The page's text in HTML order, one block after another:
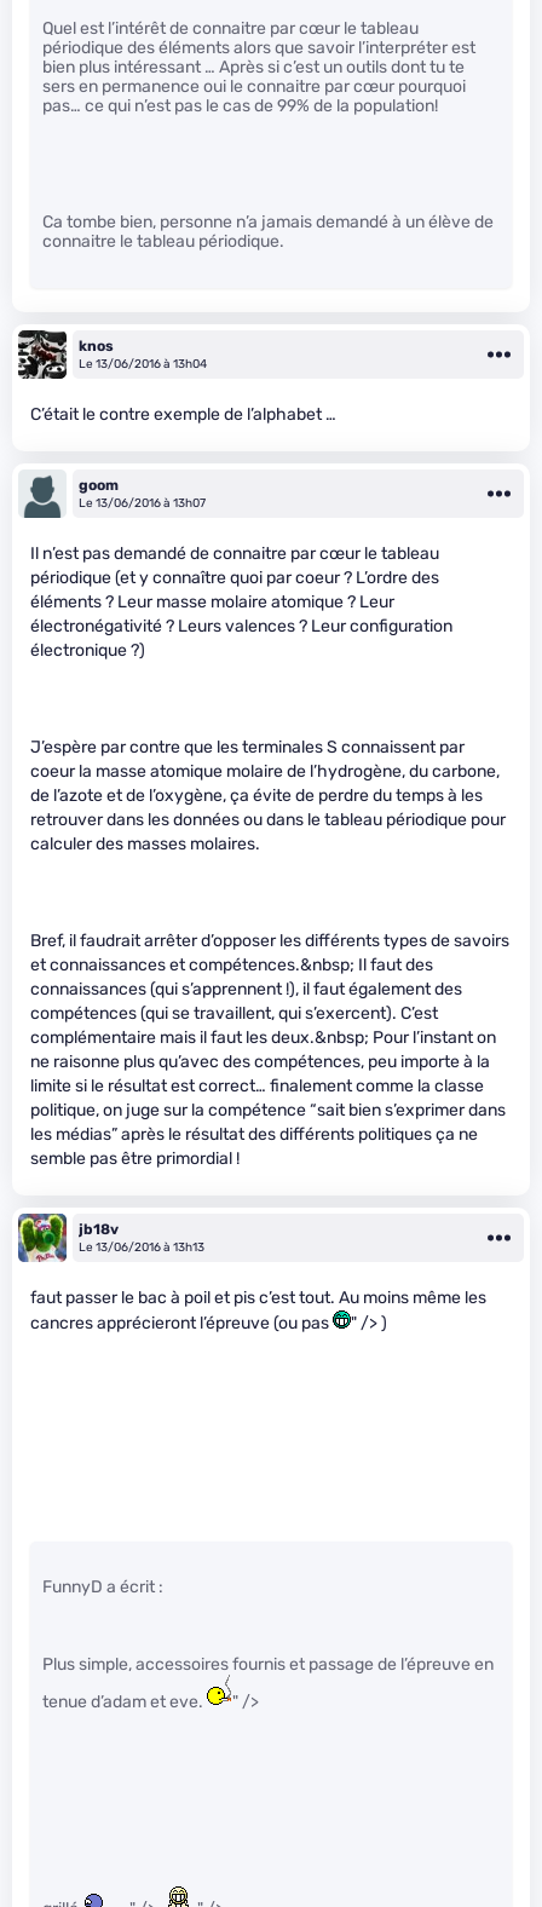
Quel est l’intérêt de connaitre par cœur le tableau
périodique des éléments alors que savoir l’interpréter est
bien plus intéressant … Après si c’est un outils dont tu te
sers en permanence oui le connaitre par cœur pourquoi
pas… ce qui n’est pas le cas de 99% de la population!
Ca tombe bien, personne n’a jamais demandé à un élève de
connaitre le tableau périodique.
knos
Le 13/06/2016 à 13h04
C’était le contre exemple de l’alphabet …
goom
Le 13/06/2016 à 13h07
Il n’est pas demandé de connaitre par cœur le tableau
périodique (et y connaître quoi par coeur ? L’ordre des
éléments ? Leur masse molaire atomique ? Leur
électronégativité ? Leurs valences ? Leur configuration
électronique ?)
J’espère par contre que les terminales S connaissent par
coeur la masse atomique molaire de l’hydrogène, du carbone,
de l’azote et de l’oxygène, ça évite de perdre du temps à les
retrouver dans les données ou dans le tableau périodique pour
calculer des masses molaires.
Bref, il faudrait arrêter d’opposer les différents types de savoirs
et connaissances et compétences.&nbsp; Il faut des
connaissances (qui s’apprennent !), il faut également des
compétences (qui se travaillent, qui s’exercent). C’est
complémentaire mais il faut les deux.&nbsp; Pour l’instant on
ne raisonne plus qu’avec des compétences, peu importe à la
limite si le résultat est correct… finalement comme la classe
politique, on juge sur la compétence “sait bien s’exprimer dans
les médias” après le résultat des différents politiques ça ne
semble pas être primordial !
jb18v
Le 13/06/2016 à 13h13
faut passer le bac à poil et pis c’est tout. Au moins même les
cancres apprécieront l’épreuve (ou pas
" /> )
FunnyD a écrit :
Plus simple, accessoires fournis et passage de l’épreuve en
tenue d’adam et eve.
" />